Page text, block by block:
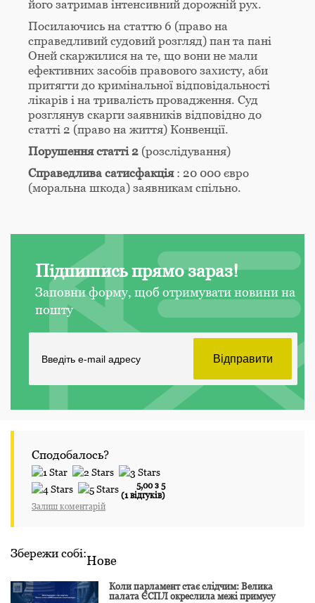
його затримав інтенсивний дорожній рух.
Посилаючись на статтю 6 (право на
справедливий судовий розгляд) пан та пані
Оней скаржилися на те, що вони не мали
ефективних засобів правового захисту, аби
притягти до кримінальної відповідальності
лікарів і на тривалість провадження. Суд
розглянув скарги заявників відповідно до
статті 2 (право на життя) Конвенції.
Порушення статті 2 (розслідування)
Справедлива сатисфакція: 20 000 євро
(моральна шкода) заявникам спільно.
Підпишись прямо зараз!
Заповни форму, щоб отримувати новини на
пошту
Сподобалось?
5,00 з 5
(1 відгуків)
Залиш коментарій
Збережи собі:Нове
Коли парламент стає слідчим: Велика
палата ЄСПЛ окреслила межі примусу